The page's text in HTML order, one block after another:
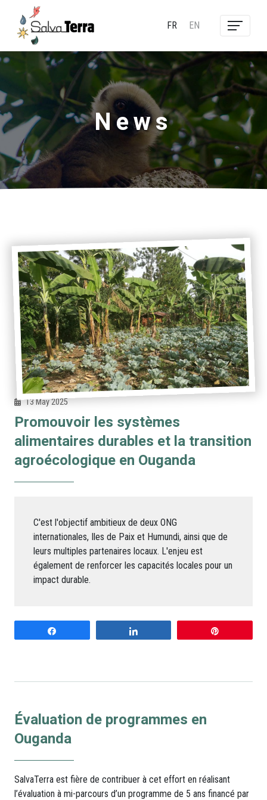
FR EN
News
13 May 2025
Promouvoir les systèmes
alimentaires durables et la transition
agroécologique en Ouganda
C'est l'objectif ambitieux de deux ONG
internationales, Iles de Paix et Humundi, ainsi que de
leurs multiples partenaires locaux. L'enjeu est
également de renforcer les capacités locales pour un
impact durable.
Évaluation de programmes en
Ouganda
SalvaTerra est fière de contribuer à cet effort en réalisant
l’évaluation à mi-parcours d’un programme de 5 ans financé par